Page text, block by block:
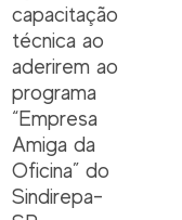
capacitação
técnica ao
aderirem ao
programa
“Empresa
Amiga da
Oficina” do
Sindirepa-